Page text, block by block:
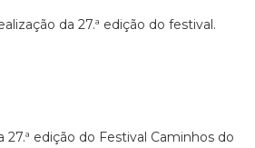
da 27.ª edição do festival.
edição do Festival Caminhos do